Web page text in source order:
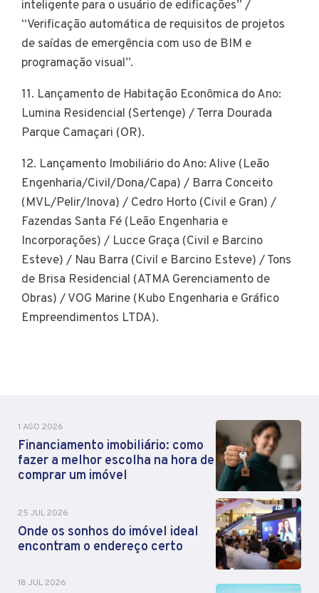
inteligente para o usuário de edificações” /
“Verificação automática de requisitos de projetos
de saídas de emergência com uso de BIM e
programação visual”.
11. Lançamento de Habitação Econômica do Ano:
Lumina Residencial (Sertenge) / Terra Dourada
Parque Camaçari (OR).
12. Lançamento Imobiliário do Ano: Alive (Leão
Engenharia/Civil/Dona/Capa) / Barra Conceito
(MVL/Pelir/Inova) / Cedro Horto (Civil e Gran) /
Fazendas Santa Fé (Leão Engenharia e
Incorporações) / Lucce Graça (Civil e Barcino
Esteve) / Nau Barra (Civil e Barcino Esteve) / Tons
de Brisa Residencial (ATMA Gerenciamento de
Obras) / VOG Marine (Kubo Engenharia e Gráfico
Empreendimentos LTDA).
1 AGO 2026
Financiamento imobiliário: como
fazer a melhor escolha na hora de
comprar um imóvel
25 JUL 2026
Onde os sonhos do imóvel ideal
encontram o endereço certo
18 JUL 2026